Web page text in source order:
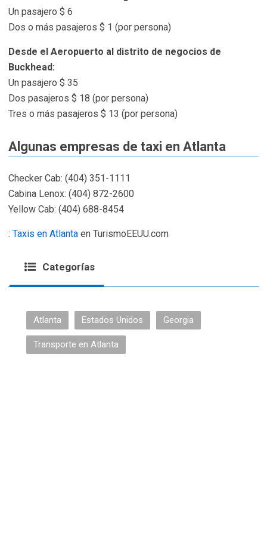
Un pasajero $ 6
Dos o más pasajeros $ 1 (por persona)
Desde el Aeropuerto al distrito de negocios de
Buckhead:
Un pasajero $ 35
Dos pasajeros $ 18 (por persona)
Tres o más pasajeros $ 13 (por persona)
Algunas empresas de taxi en Atlanta
Checker Cab: (404) 351-1111
Cabina Lenox: (404) 872-2600
Yellow Cab: (404) 688-8454
: Taxis en Atlanta en TurismoEEUU.com
Categorías
Atlanta Estados Unidos Georgia
Transporte en Atlanta